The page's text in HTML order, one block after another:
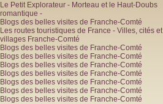
Le Petit Explorateur - Morteau et le Haut-Doubs
romantique -
Blogs des belles visites de Franche-Comté
Les routes touristiques de France - Villes, cités et
villages Franche-Comté
Blogs des belles visites de Franche-Comté
Blogs des belles visites de Franche-Comté
Blogs des belles visites de Franche-Comté
Blogs des belles visites de Franche-Comté
Blogs des belles visites de Franche-Comté
Blogs des belles visites de Franche-Comté
Blogs des belles visites de Franche-Comté